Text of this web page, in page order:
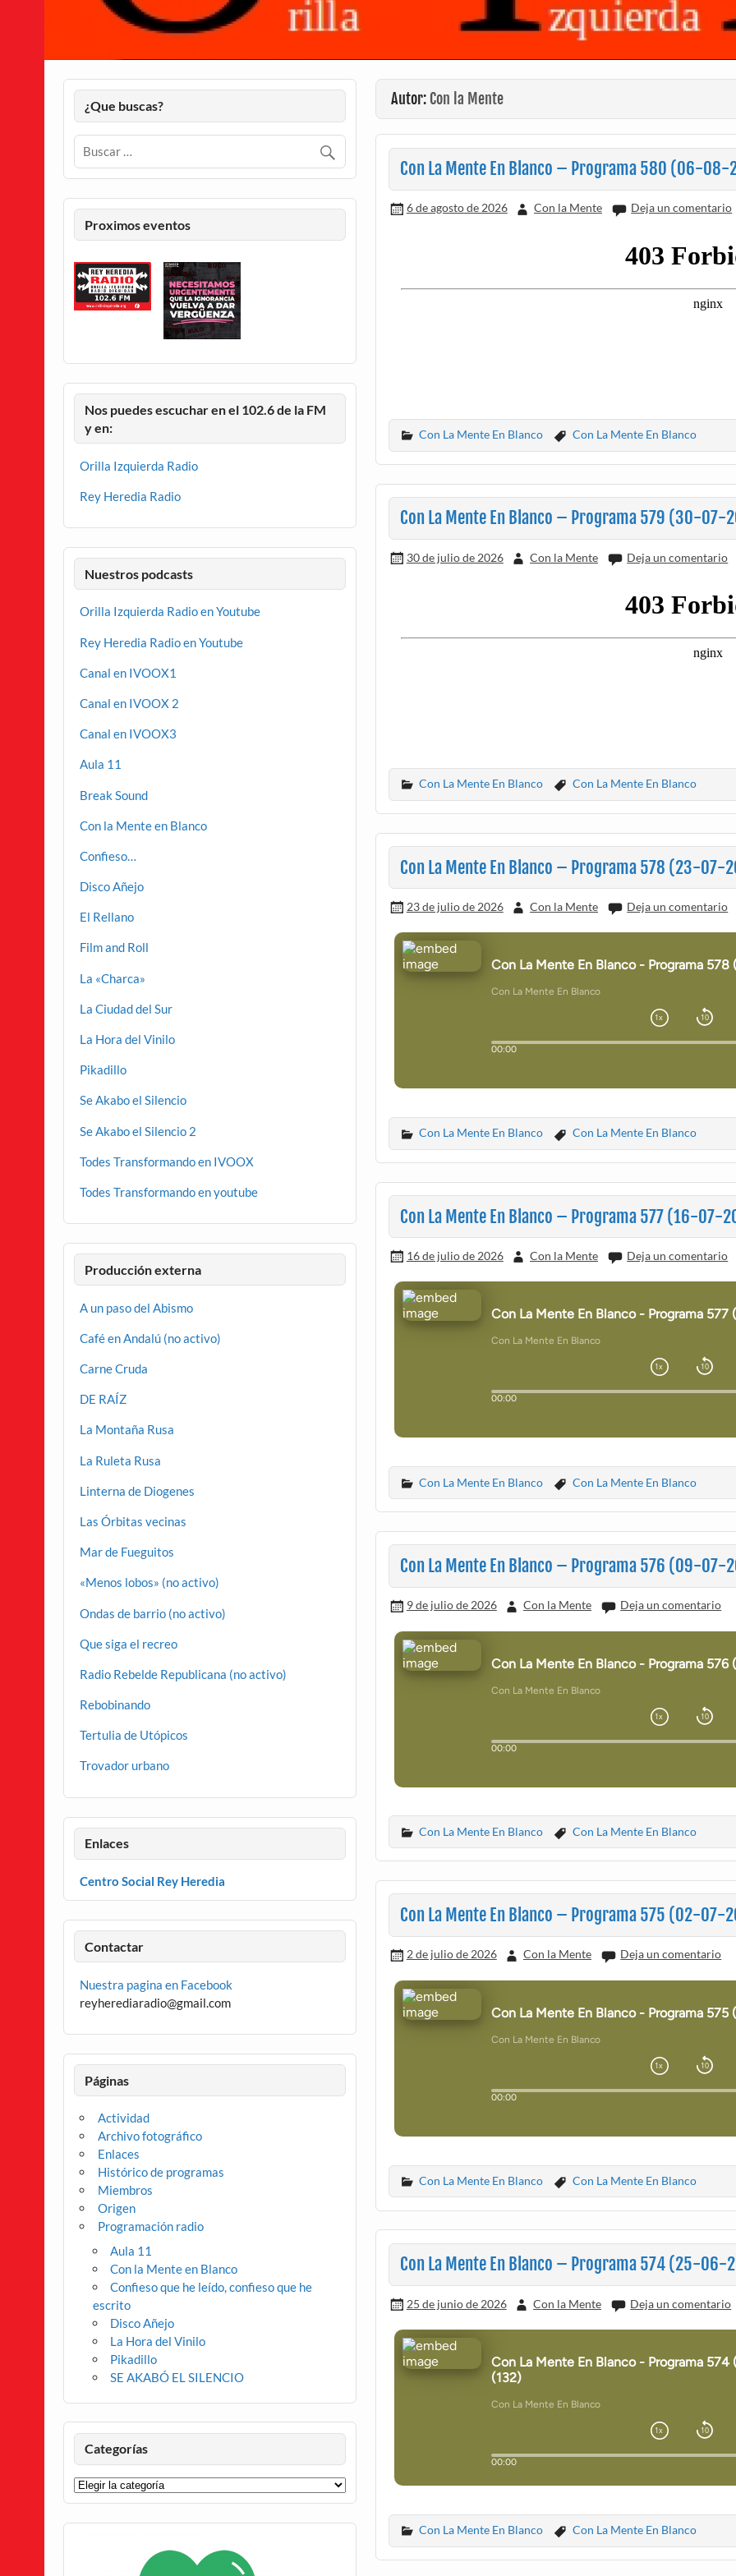
Autor: Con la Mente
Con La Mente En Blanco – Programa 580 (06-
6 de agosto de 2026 Con la Mente Deja un comentario
Con La Mente En Blanco Con La Mente En Blanco
Con La Mente En Blanco – Programa 579 (30-
30 de julio de 2026 Con la Mente Deja un comentario
Con La Mente En Blanco Con La Mente En Blanco
Con La Mente En Blanco – Programa 578 (23-07-
23 de julio de 2026 Con la Mente Deja un comentario
Con La Mente En Blanco Con La Mente En Blanco
Con La Mente En Blanco – Programa 577 (16-07-
16 de julio de 2026 Con la Mente Deja un comentario
Con La Mente En Blanco Con La Mente En Blanco
Con La Mente En Blanco – Programa 576 (09-07-
9 de julio de 2026 Con la Mente Deja un comentario
Con La Mente En Blanco Con La Mente En Blanco
Con La Mente En Blanco – Programa 575 (02-07-
2 de julio de 2026 Con la Mente Deja un comentario
Con La Mente En Blanco Con La Mente En Blanco
Con La Mente En Blanco – Programa 574 (25-
25 de junio de 2026 Con la Mente Deja un comentario
Con La Mente En Blanco Con La Mente En Blanco
¿Que buscas?
Proximos eventos
Nos puedes escuchar en el 102.6 de la FM
y en:
Orilla Izquierda Radio
Rey Heredia Radio
Nuestros podcasts
Orilla Izquierda Radio en Youtube
Rey Heredia Radio en Youtube
Canal en IVOOX1
Canal en IVOOX 2
Canal en IVOOX3
Aula 11
Break Sound
Con la Mente en Blanco
Confieso…
Disco Añejo
El Rellano
Film and Roll
La «Charca»
La Ciudad del Sur
La Hora del Vinilo
Pikadillo
Se Akabo el Silencio
Se Akabo el Silencio 2
Todes Transformando en IVOOX
Todes Transformando en youtube
Producción externa
A un paso del Abismo
Café en Andalú (no activo)
Carne Cruda
DE RAÍZ
La Montaña Rusa
La Ruleta Rusa
Linterna de Diogenes
Las Órbitas vecinas
Mar de Fueguitos
«Menos lobos» (no activo)
Ondas de barrio (no activo)
Que siga el recreo
Radio Rebelde Republicana (no activo)
Rebobinando
Tertulia de Utópicos
Trovador urbano
Enlaces
Centro Social Rey Heredia
Contactar
Nuestra pagina en Facebook
reyherediaradio@gmail.com
Páginas
Actividad
Archivo fotográfico
Enlaces
Histórico de programas
Miembros
Origen
Programación radio
Aula 11
Con la Mente en Blanco
Confieso que he leído, confieso que he
escrito
Disco Añejo
La Hora del Vinilo
Pikadillo
SE AKABÓ EL SILENCIO
Categorías
Categorías